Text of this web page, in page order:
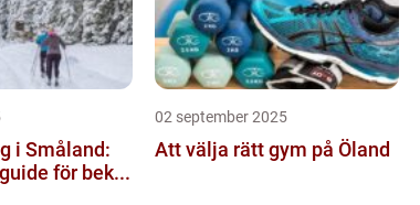
i Småland:
för bek...
02 september 2025
Att välja rätt gym på Öland